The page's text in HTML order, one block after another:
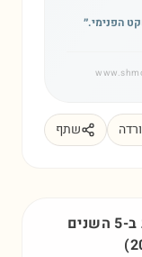
הפנימי.״
שתף
ב-5 השנים
(